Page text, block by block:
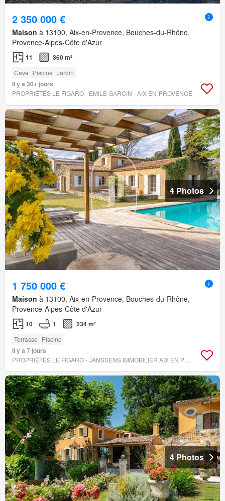
2 350 000 €
Maison à 13100, Aix-en-Provence, Bouches-du-Rhône,
Provence-Alpes-Côte d'Azur
11 360 m²
Cave Piscine Jardin
Il y a 30+ jours
PROPRIÉTÉS LE FIGARO - EMILE GARCIN - AIX-EN-PROVENCE
4 Photos
1 750 000 €
Maison à 13100, Aix-en-Provence, Bouches-du-Rhône,
Provence-Alpes-Côte d'Azur
10 1 234 m²
Terrasse Piscine
Il y a 7 jours
4 Photos